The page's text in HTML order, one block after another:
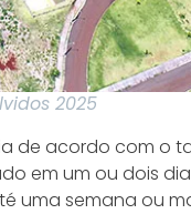
2025
de acordo com o
em um ou dois
uma semana ou